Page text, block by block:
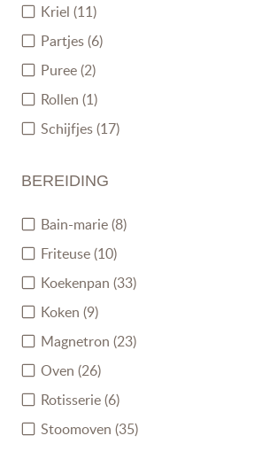
Kriel (11)
Partjes(6)
Puree(2)
Rollen (1)
Schijfjes(17)
BEREIDING
Bain-marie(8)
Friteuse(10)
Koekenpan (33)
Koken (9)
Magnetron (23)
Oven (26)
Rotisserie(6)
Stoomoven (35)